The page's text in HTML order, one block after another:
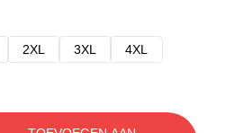
2XL 3XL 4XL